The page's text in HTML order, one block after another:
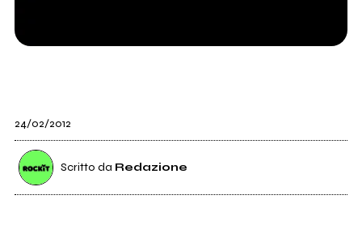
24/02/2012
Scritto da Redazione